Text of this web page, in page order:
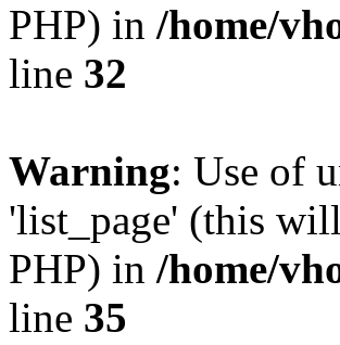
PHP) in /home/
line 32
Warning: Use of
'list_page' (this
PHP) in /home/
line 35